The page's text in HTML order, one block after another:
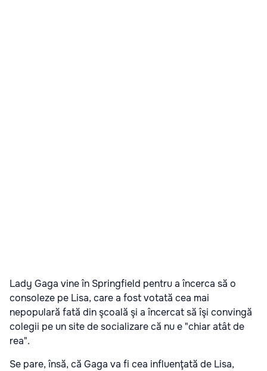
Lady Gaga vine în Springfield pentru a încerca să o
consoleze pe Lisa, care a fost votată cea mai
nepopulară fată din şcoală şi a încercat să îşi convingă
colegii pe un site de socializare că nu e "chiar atât de
rea".
Se pare, însă, că Gaga va fi cea influenţată de Lisa,